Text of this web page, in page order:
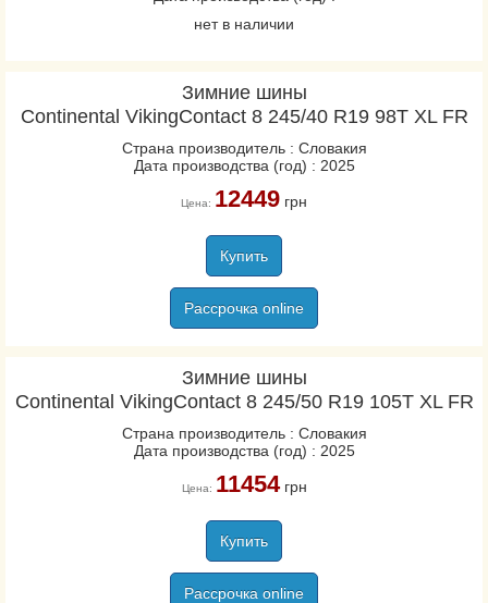
нет в наличии
Зимние шины
Continental VikingContact 8 245/40 R19 98T XL FR
Страна производитель : Словакия
Дата производства (год) : 2025
Цена: 12449грн
Купить
Рассрочка online
Зимние шины
Continental VikingContact 8 245/50 R19 105T XL FR
Страна производитель : Словакия
Дата производства (год) : 2025
Цена: 11454грн
Купить
Рассрочка online